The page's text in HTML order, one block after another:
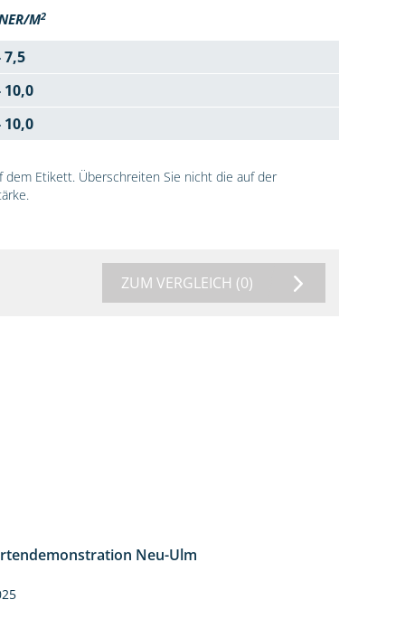
M2
7,5
10,0
10,0
Etikett. Überschreiten Sie nicht die auf der
ZUM VERGLEICH (0)
Neu-Ulm